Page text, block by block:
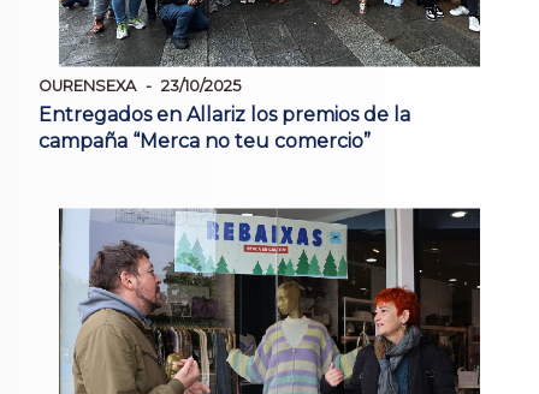
OURENSEXA 23/10/2025
Entregados en Allariz los premios de la
campaña “Merca no teu comercio”